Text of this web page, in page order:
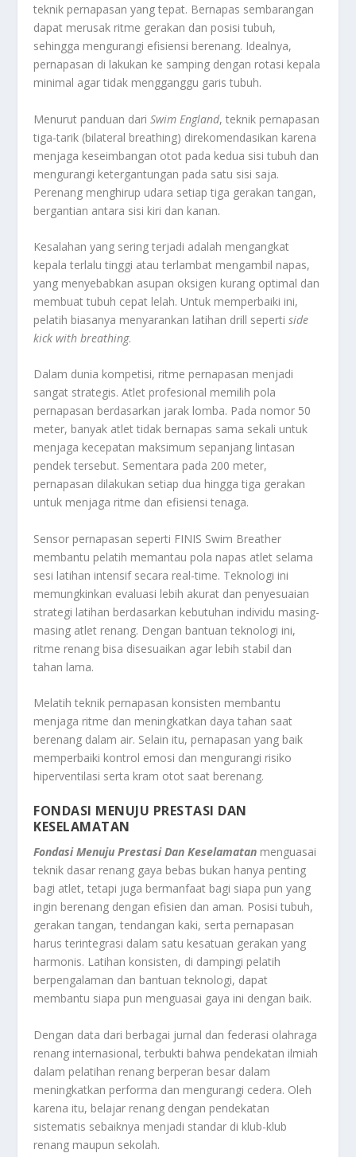
teknik pernapasan yang tepat. Bernapas sembarangan
dapat merusak ritme gerakan dan posisi tubuh,
sehingga mengurangi efisiensi berenang. Idealnya,
pernapasan di lakukan ke samping dengan rotasi kepala
minimal agar tidak mengganggu garis tubuh.
Menurut panduan dariSwim England, teknik pernapasan
tiga-tarik (bilateral breathing) direkomendasikan karena
menjaga keseimbangan otot pada kedua sisi tubuh dan
mengurangi ketergantungan pada satu sisi saja.
Perenang menghirup udara setiap tiga gerakan tangan,
bergantian antara sisi kiri dan kanan.
Kesalahan yang sering terjadi adalah mengangkat
kepala terlalu tinggi atau terlambat mengambil napas,
yang menyebabkan asupan oksigen kurang optimal dan
membuat tubuh cepat lelah. Untuk memperbaiki ini,
pelatih biasanya menyarankan latihan drill sepertiside
kick with breathing.
Dalam dunia kompetisi, ritme pernapasan menjadi
sangat strategis. Atlet profesional memilih pola
pernapasan berdasarkan jarak lomba. Pada nomor 50
meter, banyak atlet tidak bernapas sama sekali untuk
menjaga kecepatan maksimum sepanjang lintasan
pendek tersebut. Sementara pada 200 meter,
pernapasan dilakukan setiap dua hingga tiga gerakan
untuk menjaga ritme dan efisiensi tenaga.
Sensor pernapasan seperti FINIS Swim Breather
membantu pelatih memantau pola napas atlet selama
sesi latihan intensif secara real-time. Teknologi ini
memungkinkan evaluasi lebih akurat dan penyesuaian
strategi latihan berdasarkan kebutuhan individu masing-
masing atlet renang. Dengan bantuan teknologi ini,
ritme renang bisa disesuaikan agar lebih stabil dan
tahan lama.
Melatih teknik pernapasan konsisten membantu
menjaga ritme dan meningkatkan daya tahan saat
berenang dalam air. Selain itu, pernapasan yang baik
memperbaiki kontrol emosi dan mengurangi risiko
hiperventilasi serta kram otot saat berenang.
FONDASI MENUJU PRESTASI DAN
KESELAMATAN
Fondasi Menuju Prestasi Dan Keselamatan menguasai
teknik dasar renang gaya bebas bukan hanya penting
bagi atlet, tetapi juga bermanfaat bagi siapa pun yang
ingin berenang dengan efisien dan aman. Posisi tubuh,
gerakan tangan, tendangan kaki, serta pernapasan
harus terintegrasi dalam satu kesatuan gerakan yang
harmonis. Latihan konsisten, di dampingi pelatih
berpengalaman dan bantuan teknologi, dapat
membantu siapa pun menguasai gaya ini dengan baik.
Dengan data dari berbagai jurnal dan federasi olahraga
renang internasional, terbukti bahwa pendekatan ilmiah
dalam pelatihan renang berperan besar dalam
meningkatkan performa dan mengurangi cedera. Oleh
karena itu, belajar renang dengan pendekatan
sistematis sebaiknya menjadi standar di klub-klub
renang maupun sekolah.